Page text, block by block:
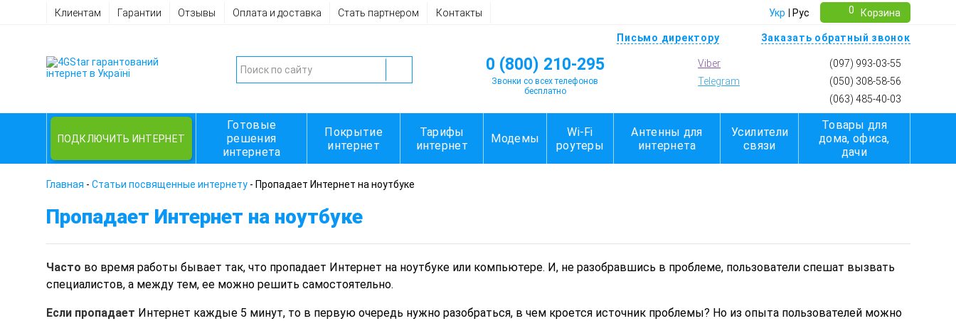
Клиентам Гарантии Отзывы Оплата и доставка Стать партнером Контакты Укр Рус 0 Корзина
Письмо директору Заказать обратный звонок
0 (800) 210-295
Звонки со всех телефонов
бесплатно
Viber
Telegram
(097) 993-03-55
(050) 308-58-56
(063) 485-40-03
ПОДКЛЮЧИТЬ ИНТЕРНЕТ
Готовые
решения
интернета
Покрытие
интернет
Тарифы
интернет
Модемы
Wi-Fi
роутеры
Антенны для
интернета
Усилители
связи
Товары для
дома, офиса,
дачи
Главная - Статьи посвященные интернету- Пропадает Интернет на ноутбуке
Пропадает Интернет на ноутбуке
Часто во время работы бывает так, что пропадает Интернет на ноутбуке или компьютере. И, не разобравшись в проблеме, пользователи спешат вызвать
специалистов, а между тем, ее можно решить самостоятельно.
Если пропадает Интернет каждые 5 минут, то в первую очередь нужно разобраться, в чем кроется источник проблемы? Но из опыта пользователей можно